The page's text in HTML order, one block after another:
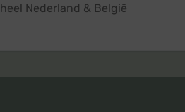
heel Nederland & België